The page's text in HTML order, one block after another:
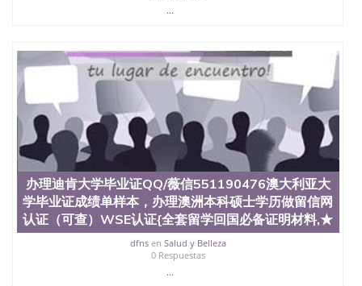
...
办理迪肯大学毕业证QQ/薇信551190476澳大利亚大
学毕业证成绩单样本，办理澳洲本科硕士学历做留信网
认证（可查）WSE认证{全套留学回国必备证明材料,★
dfnsen Salud y Belleza
0 Respuestas
...